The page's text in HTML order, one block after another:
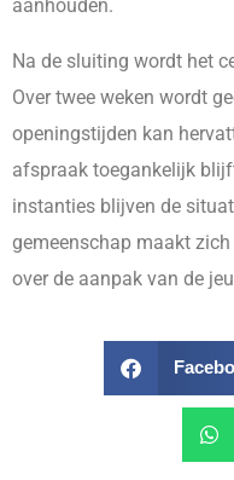
aanhouden.
Na de sluiting wordt het
Over twee weken wordt
openingstijden kan
afspraak toegankelijk
instanties blijven de
gemeenschap maakt
over de aanpak van de